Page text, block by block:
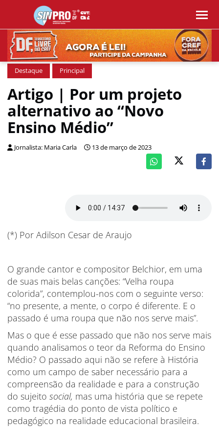
Destaque Principal
Artigo | Por um projeto
alternativo ao “Novo
Ensino Médio”
Jornalista: Maria Carla 13 de março de 2023
(*) Por Adilson Cesar de Araujo
O grande cantor e compositor Belchior, em uma
de suas mais belas canções: “Velha roupa
colorida”, contemplou-nos com o seguinte verso:
“no presente, a mente, o corpo é diferente. E o
passado é uma roupa que não nos serve mais”.
Mas o que é esse passado que não nos serve mais
quando analisamos o teor da Reforma do Ensino
Médio? O passado aqui não se refere à História
como um campo de saber necessário para a
compreensão da realidade e para a construção
do sujeito social, mas uma história que se repete
como tragédia do ponto de vista político e
pedagógico na realidade educacional brasileira.